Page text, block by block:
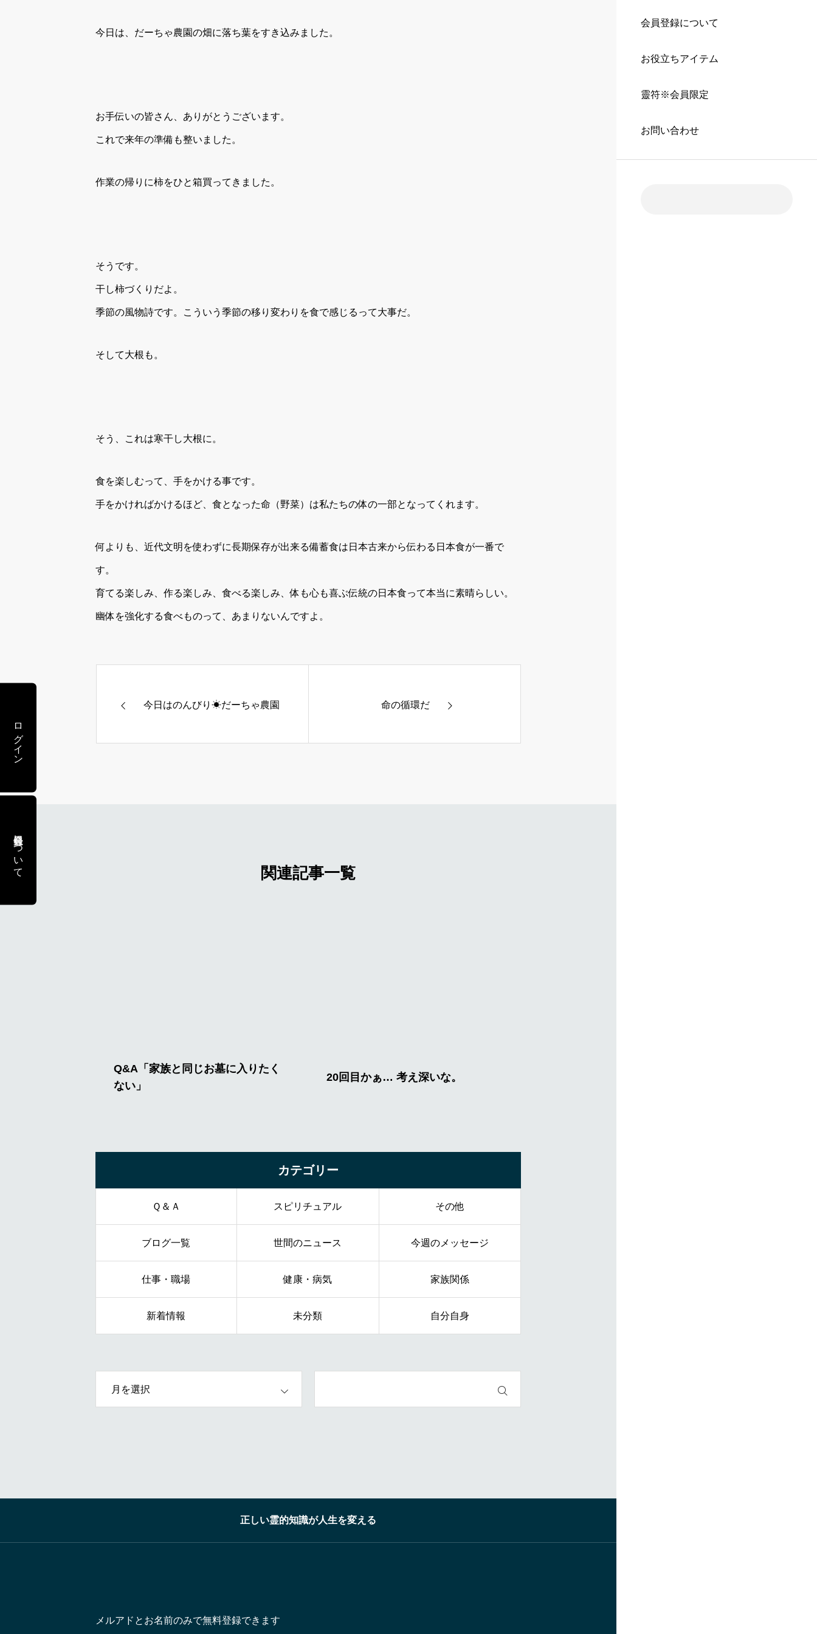
会員登録について
お役立ちアイテム
靈符※会員限定
お問い合わせ
今日は、だーちゃ農園の畑に落ち葉をすき込みました。
お手伝いの皆さん、ありがとうございます。
これで来年の準備も整いました。
作業の帰りに柿をひと箱買ってきました。
そうです。
干し柿づくりだよ。
季節の風物詩です。こういう季節の移り変わりを食で感じるって大事だ。
そして大根も。
そう、これは寒干し大根に。
食を楽しむって、手をかける事です。
手をかければかけるほど、食となった命（野菜）は私たちの体の一部となってくれます。
何よりも、近代文明を使わずに長期保存が出来る備蓄食は日本古来から伝わる日本食が一番で
す。
育てる楽しみ、作る楽しみ、食べる楽しみ、体も心も喜ぶ伝統の日本食って本当に素晴らしい。
幽体を強化する食べものって、あまりないんですよ。
今日はのんびり☀だーちゃ農園 命の循環だ
関連記事一覧
カテゴリー
Ｑ＆Ａ スピリチュアル その他
ブログ一覧 世間のニュース 今週のメッセージ
仕事・職場 健康・病気 家族関係
新着情報 未分類 自分自身
正しい霊的知識が人生を変える
メルアドとお名前のみで無料登録できます
ログイン
会員登録について